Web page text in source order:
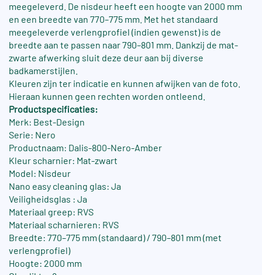
meegeleverd. De nisdeur heeft een hoogte van 2000 mm
en een breedte van 770–775 mm. Met het standaard
meegeleverde verlengprofiel (indien gewenst) is de
breedte aan te passen naar 790–801 mm. Dankzij de mat-
zwarte afwerking sluit deze deur aan bij diverse
badkamerstijlen.
Kleuren zijn ter indicatie en kunnen afwijken van de foto.
Hieraan kunnen geen rechten worden ontleend.
Productspecificaties:
Merk: Best-Design
Serie: Nero
Productnaam: Dalis-800-Nero-Amber
Kleur scharnier: Mat-zwart
Model: Nisdeur
Nano easy cleaning glas: Ja
Veiligheidsglas : Ja
Materiaal greep: RVS
Materiaal scharnieren: RVS
Breedte: 770–775 mm (standaard) / 790–801 mm (met
verlengprofiel)
Hoogte: 2000 mm